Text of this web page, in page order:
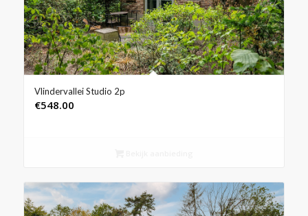
Vlindervallei Studio 2p
€548.00